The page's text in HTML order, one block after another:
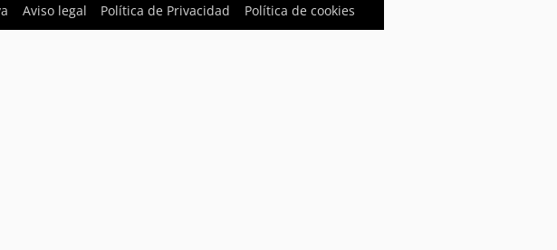
Aviso legal Política de Privacidad Política de cookies